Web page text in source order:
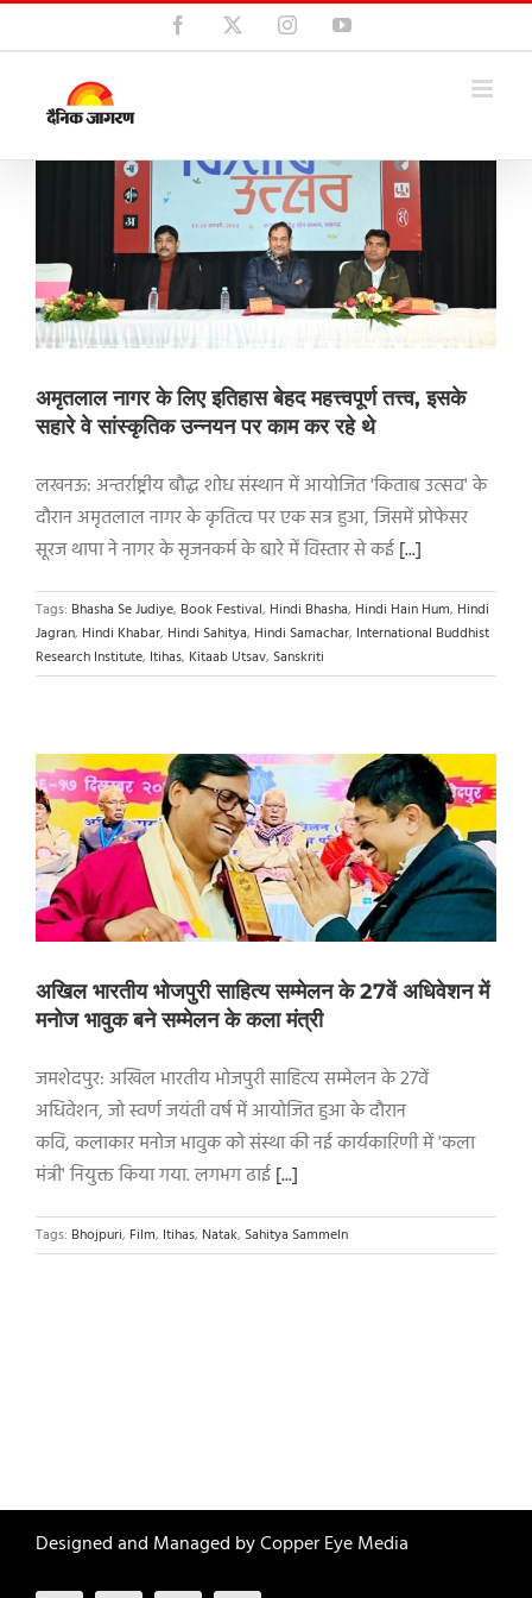
Skip
to
Facebook InstagramYouTube
अमृतलाल नागर के लिए इतिहास बेहद महत्त्वपूर्ण तत्त्व, इसके
सहारे वे सांस्कृतिक उन्नयन पर काम कर रहे थे
लखनऊ: अन्तर्राष्ट्रीय बौद्ध शोध संस्थान में आयोजित 'किताब उत्सव' के
दौरान अमृतलाल नागर के कृतित्व पर एक सत्र हुआ, जिसमें प्रोफेसर
सूरज थापा ने नागर के सृजनकर्म के बारे में विस्तार से कई[...]
Tags: Bhasha Se Judiye, Book Festival, Hindi Bhasha, Hindi Hain Hum, Hindi
Jagran, Hindi Khabar, Hindi Sahitya, Hindi Samachar, International Buddhist
Research Institute, Itihas, Kitaab Utsav, Sanskriti
अखिल भारतीय भोजपुरी साहित्य सम्मेलन के 27वें अधिवेशन में
मनोज भावुक बने सम्मेलन के कला मंत्री
जमशेदपुर: अखिल भारतीय भोजपुरी साहित्य सम्मेलन के 27वें
अधिवेशन, जो स्वर्ण जयंती वर्ष में आयोजित हुआ के दौरान
कवि, कलाकार मनोज भावुक को संस्था की नई कार्यकारिणी में 'कला
मंत्री' नियुक्त किया गया. लगभग ढाई[...]
Tags: Bhojpuri, Film, Itihas, Natak, Sahitya Sammeln
Designed and Managed byCopper Eye Media